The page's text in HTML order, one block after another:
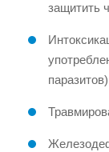
защитить